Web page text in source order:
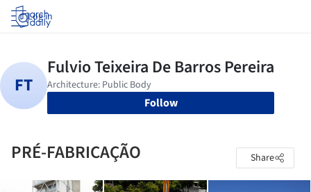
Log in
Follow
PRÉ-FABRICAÇÃO Share